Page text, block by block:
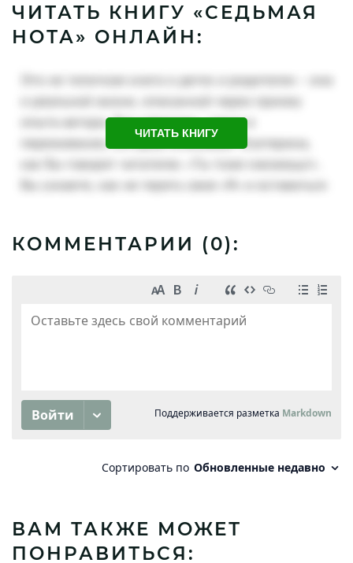
ЧИТАТЬ КНИГУ «СЕДЬМАЯ
НОТА» ОНЛАЙН:
ЧИТАТЬ КНИГУ
КОММЕНТАРИИ (0):
ВАМ ТАКЖЕ МОЖЕТ
ПОНРАВИТЬСЯ: